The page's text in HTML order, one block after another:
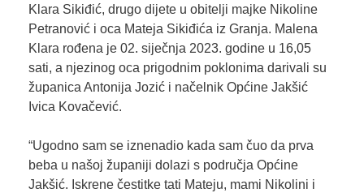
Klara Sikiđić, drugo dijete u obitelji majke Nikoline
Petranović i oca Mateja Sikiđića iz Granja. Malena
Klara rođena je 02. siječnja 2023. godine u 16,05
sati, a njezinog oca prigodnim poklonima darivali su
županica Antonija Jozić i načelnik Općine Jakšić
Ivica Kovačević.
“Ugodno sam se iznenadio kada sam čuo da prva
beba u našoj županiji dolazi s područja Općine
Jakšić. Iskrene čestitke tati Mateju, mami Nikolini i